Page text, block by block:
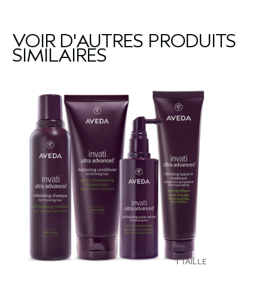
VOIR D'AUTRES PRODUITS
SIMILAIRES
1 TAILLE